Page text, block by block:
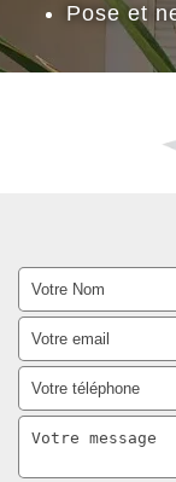
Pose et